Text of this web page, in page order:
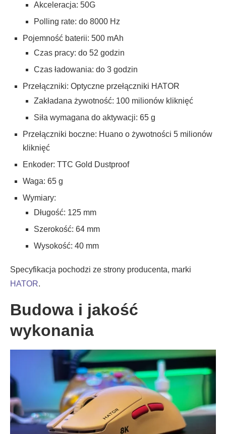
Akceleracja: 50G
Polling rate: do 8000 Hz
Pojemność baterii: 500 mAh
Czas pracy: do 52 godzin
Czas ładowania: do 3 godzin
Przełączniki: Optyczne przełączniki HATOR
Zakładana żywotność: 100 milionów kliknięć
Siła wymagana do aktywacji: 65 g
Przełączniki boczne: Huano o żywotności 5 milionów
kliknięć
Enkoder: TTC Gold Dustproof
Waga: 65 g
Wymiary:
Długość: 125 mm
Szerokość: 64 mm
Wysokość: 40 mm
Specyfikacja pochodzi ze strony producenta, marki
HATOR.
Budowa i jakość
wykonania